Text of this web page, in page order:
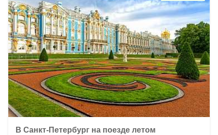
В Санкт-Петербург на поезде летом